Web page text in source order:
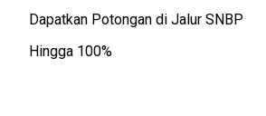
Dapatkan Potongan di Jalur SNBP
Hingga 100%